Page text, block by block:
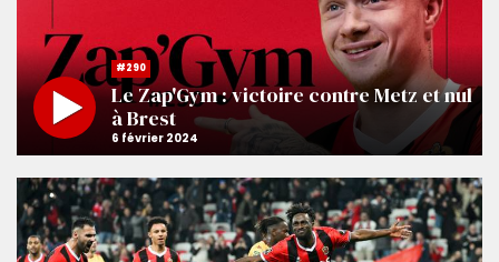
#290
Le Zap'Gym : victoire contre Metz et nul
à Brest